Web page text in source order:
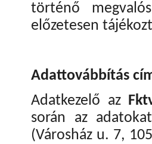
történő
előzetesen
Adattovábbítás
Adatkezelő az
során az
(Városház u. 7,